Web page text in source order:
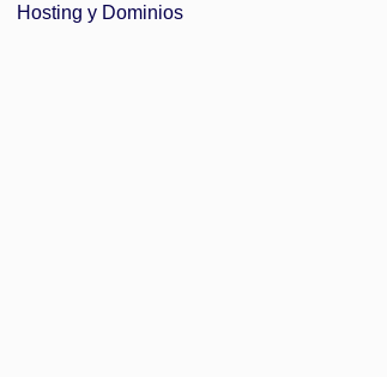
Hosting y Dominios